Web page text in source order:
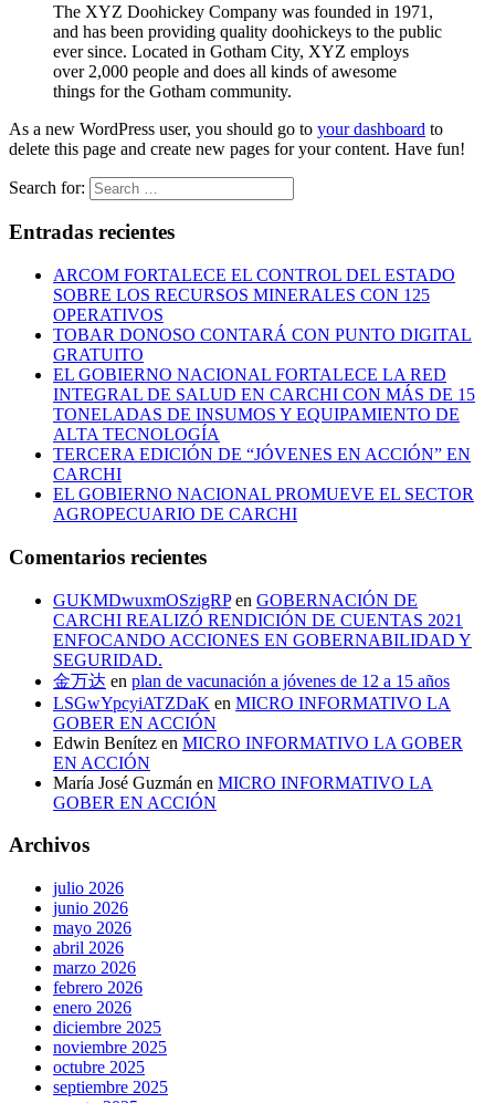
The XYZ Doohickey Company was founded in 1971,
and has been providing quality doohickeys to the public
ever since. Located in Gotham City, XYZ employs
over 2,000 people and does all kinds of awesome
things for the Gotham community.
As a new WordPress user, you should go to your dashboard to
delete this page and create new pages for your content. Have fun!
Search for:
Entradas recientes
ARCOM FORTALECE EL CONTROL DEL ESTADO
SOBRE LOS RECURSOS MINERALES CON 125
OPERATIVOS
TOBAR DONOSO CONTARÁ CON PUNTO DIGITAL
GRATUITO
EL GOBIERNO NACIONAL FORTALECE LA RED
INTEGRAL DE SALUD EN CARCHI CON MÁS DE 15
TONELADAS DE INSUMOS Y EQUIPAMIENTO DE
ALTA TECNOLOGÍA
TERCERA EDICIÓN DE “JÓVENES EN ACCIÓN” EN
CARCHI
EL GOBIERNO NACIONAL PROMUEVE EL SECTOR
AGROPECUARIO DE CARCHI
Comentarios recientes
GUKMDwuxmOSzigRPen GOBERNACIÓN DE
CARCHI REALIZÓ RENDICIÓN DE CUENTAS 2021
ENFOCANDO ACCIONES EN GOBERNABILIDAD Y
SEGURIDAD.
金万达 en plan de vacunación a jóvenes de 12 a 15 años
LSGwYpcyiATZDaK en MICRO INFORMATIVO LA
GOBER EN ACCIÓN
Edwin Benítez en MICRO INFORMATIVO LA GOBER
EN ACCIÓN
María José Guzmán en MICRO INFORMATIVO LA
GOBER EN ACCIÓN
Archivos
julio 2026
junio 2026
mayo 2026
abril 2026
marzo 2026
febrero 2026
enero 2026
diciembre 2025
noviembre 2025
octubre 2025
septiembre 2025